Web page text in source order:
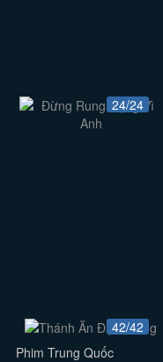
24/24
42/42
Phim Trung Quốc